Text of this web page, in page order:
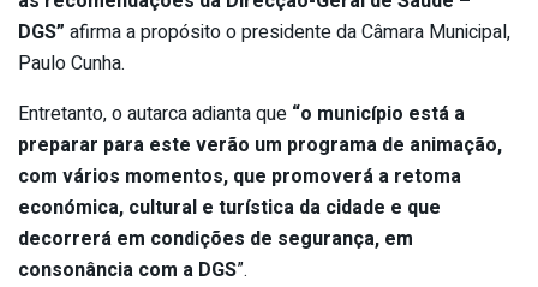
DGS” afirma a propósito o presidente da Câmara Municipal,
Paulo Cunha.
Entretanto, o autarca adianta que “o município está a
preparar para este verão um programa de animação,
com vários momentos, que promoverá a retoma
económica, cultural e turística da cidade e que
decorrerá em condições de segurança, em
consonância com a DGS”.